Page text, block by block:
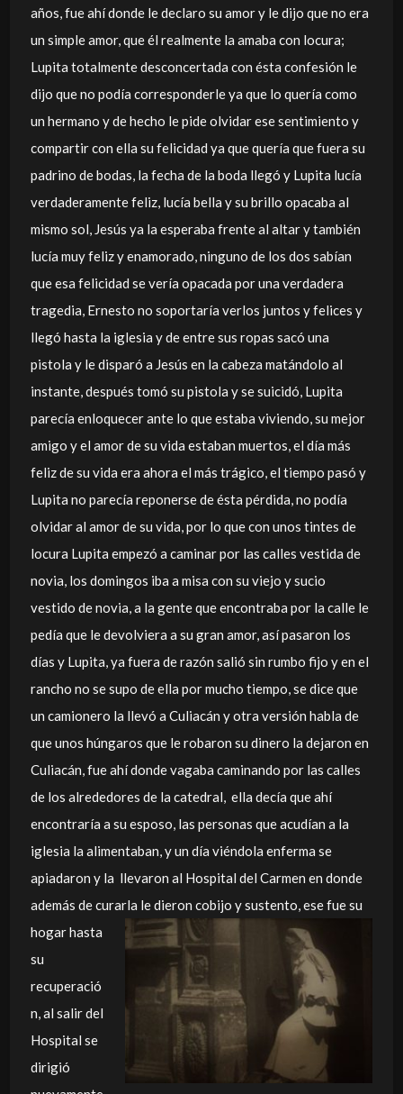
años, fue ahí donde le declaro su amor y le dijo que no era
un simple amor, que él realmente la amaba con locura;
Lupita totalmente desconcertada con ésta confesión le
dijo que no podía corresponderle ya que lo quería como
un hermano y de hecho le pide olvidar ese sentimiento y
compartir con ella su felicidad ya que quería que fuera su
padrino de bodas, la fecha de la boda llegó y Lupita lucía
verdaderamente feliz, lucía bella y su brillo opacaba al
mismo sol, Jesús ya la esperaba frente al altar y también
lucía muy feliz y enamorado, ninguno de los dos sabían
que esa felicidad se vería opacada por una verdadera
tragedia, Ernesto no soportaría verlos juntos y felices y
llegó hasta la iglesia y de entre sus ropas sacó una
pistola y le disparó a Jesús en la cabeza matándolo al
instante, después tomó su pistola y se suicidó, Lupita
parecía enloquecer ante lo que estaba viviendo, su mejor
amigo y el amor de su vida estaban muertos, el día más
feliz de su vida era ahora el más trágico, el tiempo pasó y
Lupita no parecía reponerse de ésta pérdida, no podía
olvidar al amor de su vida, por lo que con unos tintes de
locura Lupita empezó a caminar por las calles vestida de
novia, los domingos iba a misa con su viejo y sucio
vestido de novia, a la gente que encontraba por la calle le
pedía que le devolviera a su gran amor, así pasaron los
días y Lupita, ya fuera de razón salió sin rumbo fijo y en el
rancho no se supo de ella por mucho tiempo, se dice que
un camionero la llevó a Culiacán y otra versión habla de
que unos húngaros que le robaron su dinero la dejaron en
Culiacán, fue ahí donde vagaba caminando por las calles
de los alrededores de la catedral, ella decía que ahí
encontraría a su esposo, las personas que acudían a la
iglesia la alimentaban, y un día viéndola enferma se
apiadaron y la llevaron al Hospital del Carmen en donde
además de curarla le dieron cobijo y sustento, ese fue su
hogar hasta
su
recuperació
n, al salir del
Hospital se
dirigió